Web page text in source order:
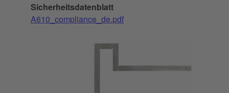
Sicherheitsdatenblatt
A610_compliance_de.pdf